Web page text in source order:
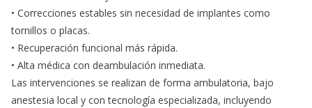
• Correcciones estables sin necesidad de implantes como
tornillos o placas.
• Recuperación funcional más rápida.
• Alta médica con deambulación inmediata.
Las intervenciones se realizan de forma ambulatoria, bajo
anestesia local y con tecnología especializada, incluyendo